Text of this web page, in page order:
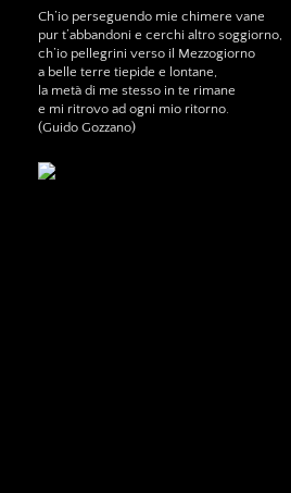
Ch’io perseguendo mie chimere vane
pur t’abbandoni e cerchi altro soggiorno,
ch’io pellegrini verso il Mezzogiorno
a belle terre tiepide e lontane,
la metà di me stesso in te rimane
e mi ritrovo ad ogni mio ritorno.
(Guido Gozzano)